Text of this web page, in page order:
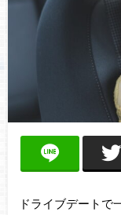
ドライブデートで